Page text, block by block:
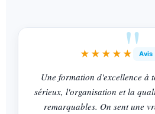
★★★★★ Avis
Une formation d'excellence à
sérieux, l'organisation et la
remarquables. On sent une